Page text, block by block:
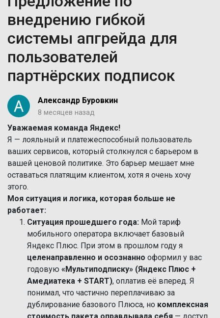
внедрению гибкой
системы апгрейда для
пользователей
партнёрских подписок
Александр Буровкин
8 месяцев назад
Уважаемая команда Яндекс!
Я — лояльный и платежеспособный пользователь
ваших сервисов, который столкнулся с барьером в
вашей ценовой политике. Это барьер мешает мне
оставаться платящим клиентом, хотя я очень хочу
этого.
Моя ситуация и логика, которая больше не
работает:
Ситуация прошедшего года: Мой тариф
мобильного оператора включает базовый
Яндекс Плюс. При этом в прошлом году я
целенаправленно и осознанно оформил у вас
годовую «Мультиподписку» (Яндекс Плюс +
Амедиатека + START), оплатив её вперед. Я
понимал, что частично переплачиваю за
дублирование базового Плюса, но комплексная